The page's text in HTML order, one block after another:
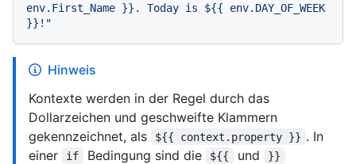
env.First_Name }} . Today is ${{ env.DAY_OF_WEEK
}} !"
Hinweis
Kontexte werden in der Regel durch das
Dollarzeichen und geschweifte Klammern
gekennzeichnet, als
${{ context.property }} . In
einer
if Bedingung sind die ${{ und }}